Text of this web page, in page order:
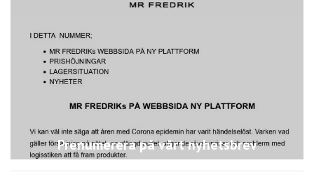
Prenumerera på vårt nyhetsbrev